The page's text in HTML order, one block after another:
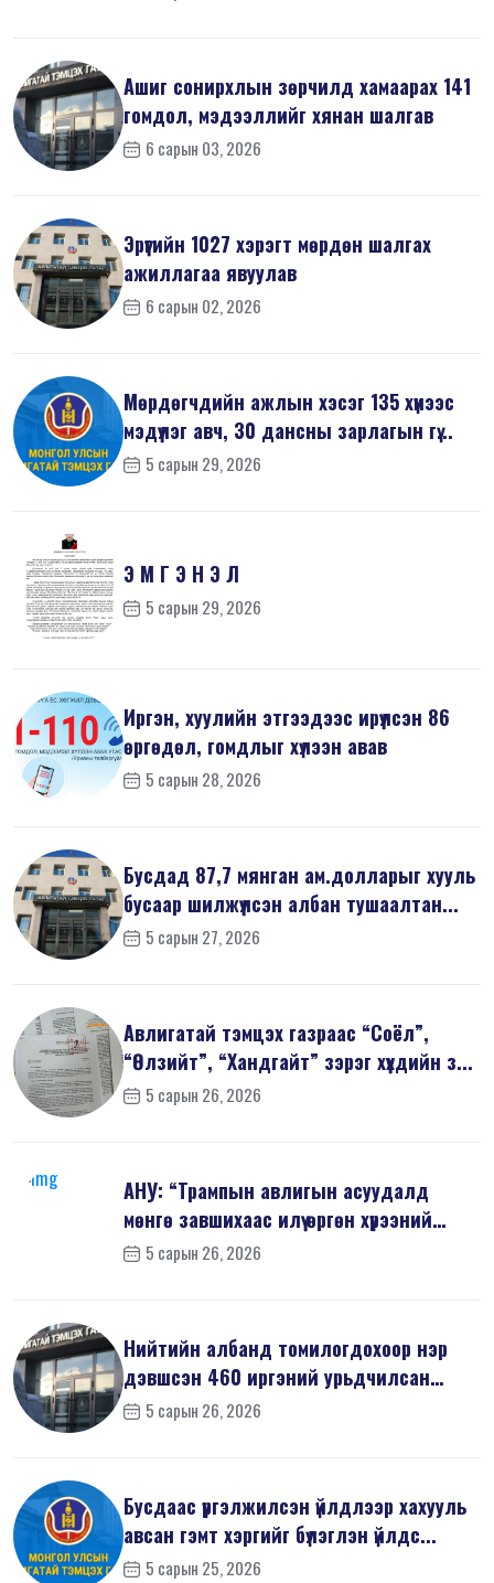
Ашиг сонирхлын зөрчилд хамаарах 141
гомдол, мэдээллийг хянан шалгав
6 сарын 03, 2026
Эрүүгийн 1027 хэрэгт мөрдөн шалгах
ажиллагаа явуулав
6 сарын 02, 2026
Мөрдөгчдийн ажлын хэсэг 135 хүнээс
мэдүүлэг авч, 30 дансны зарлагын гү...
5 сарын 29, 2026
Э М Г Э Н Э Л
5 сарын 29, 2026
Иргэн, хуулийн этгээдээс ирүүлсэн 86
өргөдөл, гомдлыг хүлээн авав
5 сарын 28, 2026
Бусдад 87,7 мянган ам.долларыг хууль
бусаар шилжүүлсэн албан тушаалтан...
5 сарын 27, 2026
Авлигатай тэмцэх газраас “Соёл”,
“Өлзийт”, “Хандгайт” зэрэг хүүхдийн з...
5 сарын 26, 2026
АНУ: “Трампын авлигын асуудалд
мөнгө завшихаас илүү өргөн хүрээний
шин...
5 сарын 26, 2026
Нийтийн албанд томилогдохоор нэр
дэвшсэн 460 иргэний урьдчилсан
мэдүүл...
5 сарын 26, 2026
Бусдаас үргэлжилсэн үйлдлээр хахууль
авсан гэмт хэргийг бүлэглэн үйлдс...
5 сарын 25, 2026